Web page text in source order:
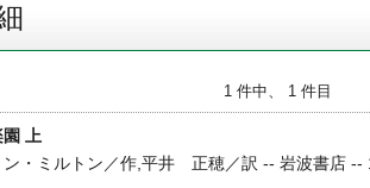
1 件中、 1 件目
園 上
ン・ミルトン／作,平井 正穂／訳 -- 岩波書店 --